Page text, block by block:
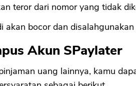
teror dari nomor yang tidak
akan bocor dan
Akun SPaylater
uang lainnya, kamu